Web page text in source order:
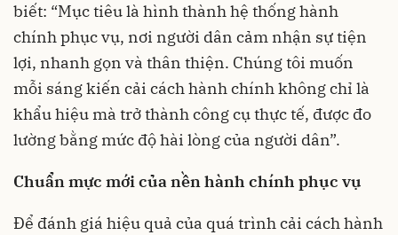
biết: “Mục tiêu là hình thành hệ thống hành
chính phục vụ, nơi người dân cảm nhận sự tiện
lợi, nhanh gọn và thân thiện. Chúng tôi muốn
mỗi sáng kiến cải cách hành chính không chỉ là
khẩu hiệu mà trở thành công cụ thực tế, được đo
lường bằng mức độ hài lòng của người dân”.
Chuẩn mực mới của nền hành chính phục vụ
Để đánh giá hiệu quả của quá trình cải cách hành